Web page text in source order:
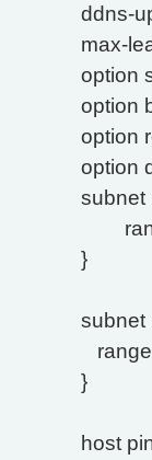
ddns-
max-
option
option
option
option
subnet
}
subnet
}
host